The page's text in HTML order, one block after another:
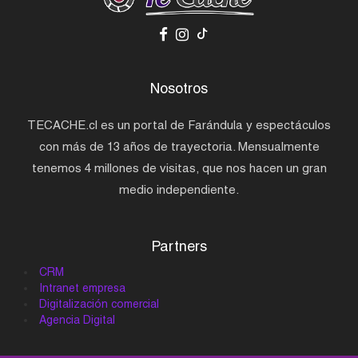
Nosotros
TECACHE.cl es un portal de Farándula y espectáculos
con más de 13 años de trayectoria. Mensualmente
tenemos 4 millones de visitas, que nos hacen un gran
medio independiente.
Partners
CRM
Intranet empresa
Digitalización comercial
Agencia Digital